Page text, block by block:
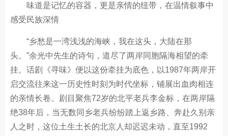
味道是记忆的容器，更是亲情的纽带，在温情叙事中
感受民族深情
“乡愁是一湾浅浅的海峡，我在这头，大陆在那
头。”余光中先生的诗句，道尽了两岸同胞隔海相望的牵
挂。话剧《寻味》便以这份牵挂为底色，以1987年两岸开
启交流往来这一历史性时刻为时代坐标，铺展出血肉相连
的亲情长卷。剧目聚焦72岁的北平老兵李金标，在两岸隔
绝38年后，当无数同乡老兵纷纷踏上返乡路、奔赴久别亲
人之时，这位土生土长的北京人却迟迟未动，直至1992